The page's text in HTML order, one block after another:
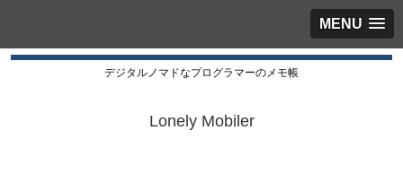
MENU
デジタルノマドなプログラマーのメモ帳
Lonely Mobiler